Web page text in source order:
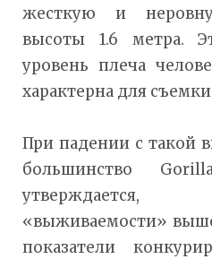
жесткую и
высоты 1.6 метра.
уровень плеча
характерна для
При падении с такой
большинство
«выживаемости»
показатели